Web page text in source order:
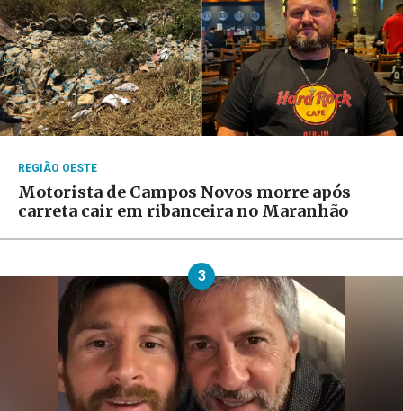
REGIÃO OESTE
Motorista de Campos Novos morre após
carreta cair em ribanceira no Maranhão
3